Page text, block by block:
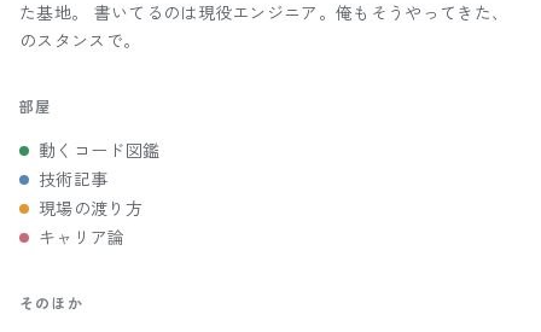
た基地。 書いてるのは現役エンジニア。俺もそうやってきた、
のスタンスで。
部屋
動くコード図鑑
技術記事
現場の渡り方
キャリア論
そのほか